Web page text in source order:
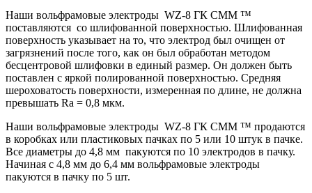
Наши вольфрамовые электроды WZ-8 ГК СММ ™
поставляются со шлифованной поверхностью. Шлифованная
поверхность указывает на то, что электрод был очищен от
загрязнений после того, как он был обработан методом
бесцентровой шлифовки в единый размер. Он должен быть
поставлен с яркой полированной поверхностью. Средняя
шероховатость поверхности, измеренная по длине, не должна
превышать Ra = 0,8 мкм.
Наши вольфрамовые электроды WZ-8 ГК СММ ™ продаются
в коробках или пластиковых пачках по 5 или 10 штук в пачке.
Все диаметры до 4,8 мм пакуются по 10 электродов в пачку.
Начиная с 4,8 мм до 6,4 мм вольфрамовые электроды
пакуются в пачку по 5 шт.